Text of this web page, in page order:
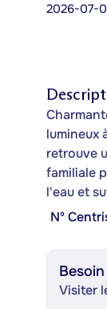
2026-07-
lumineux
retrouve
familiale
l'eau et
Nº
Visiter